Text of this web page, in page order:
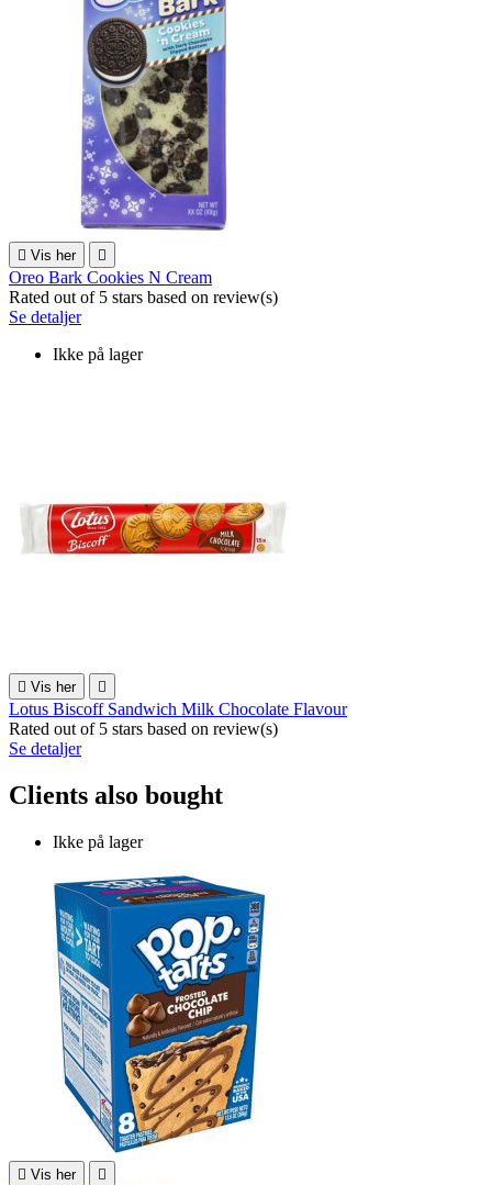
 Vis her 
Oreo Bark Cookies N Cream
Rated out of 5 stars based on review(s)
Se detaljer
Ikke på lager
 Vis her 
Lotus Biscoff Sandwich Milk Chocolate Flavour
Rated out of 5 stars based on review(s)
Se detaljer
Clients also bought
Ikke på lager
 Vis her 